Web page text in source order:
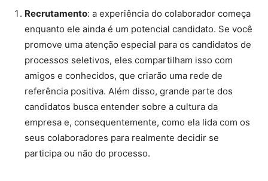
Recrutamento: a experiência do colaborador começa
enquanto ele ainda é um potencial candidato. Se você
promove uma atenção especial para os candidatos de
processos seletivos, eles compartilham isso com
amigos e conhecidos, que criarão uma rede de
referência positiva. Além disso, grande parte dos
candidatos busca entender sobre a cultura da
empresa e, consequentemente, como ela lida com os
seus colaboradores para realmente decidir se
participa ou não do processo.